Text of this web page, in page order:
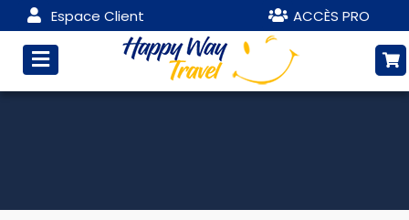
Espace Client ACCÈS PRO